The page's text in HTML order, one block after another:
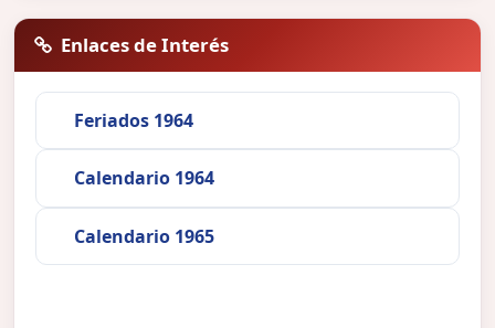
Enlaces de Interés
Feriados 1964
Calendario 1964
Calendario 1965